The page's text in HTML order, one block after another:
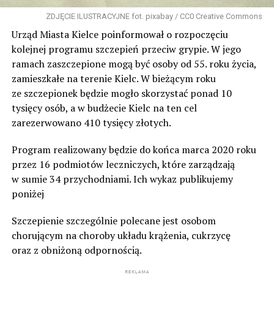
ZDJĘCIE ILUSTRACYJNE fot. pixabay / CC0 Creative Commons
Urząd Miasta Kielce poinformował o rozpoczęciu
kolejnej programu szczepień przeciw grypie. W jego
ramach zaszczepione mogą być osoby od 55. roku życia,
zamieszkałe na terenie Kielc. W bieżącym roku
ze szczepionek będzie mogło skorzystać ponad 10
tysięcy osób, a w budżecie Kielc na ten cel
zarezerwowano 410 tysięcy złotych.
Program realizowany będzie do końca marca 2020 roku
przez 16 podmiotów leczniczych, które zarządzają
w sumie 34 przychodniami. Ich wykaz publikujemy
poniżej
Szczepienie szczególnie polecane jest osobom
chorującym na choroby układu krążenia, cukrzycę
oraz z obniżoną odpornością.